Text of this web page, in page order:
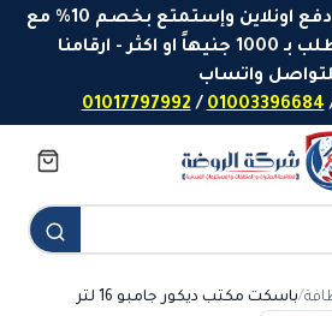
او إدفع اونلاين وإستمتع بخصم 10% مع
شحن مجاني لأي طلب بـ 1000 جنيهاً او اكثر - ارقامنا
واتساب
01003396684
/
01017797992
/باسكت مكتب ديكور جامبو 16 لتر